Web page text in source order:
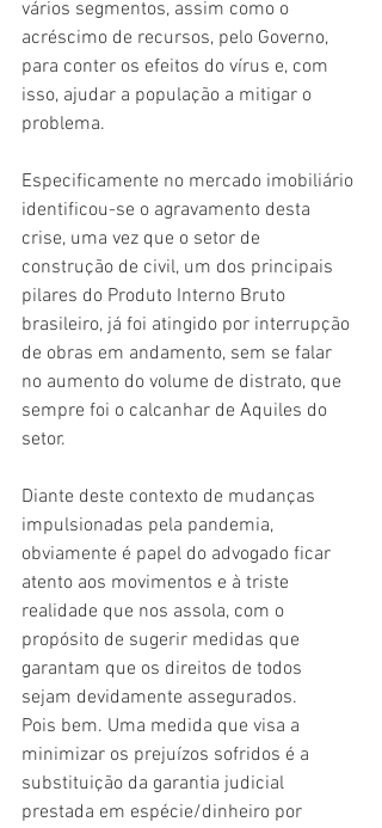
vários segmentos, assim como o
acréscimo de recursos, pelo Governo,
para conter os efeitos do vírus e, com
isso, ajudar a população a mitigar o
problema.
Especificamente no mercado imobiliário
identificou-se o agravamento desta
crise, uma vez que o setor de
construção de civil, um dos principais
pilares do Produto Interno Bruto
brasileiro, já foi atingido por interrupção
de obras em andamento, sem se falar
no aumento do volume de distrato, que
sempre foi o calcanhar de Aquiles do
setor.
Diante deste contexto de mudanças
impulsionadas pela pandemia,
obviamente é papel do advogado ficar
atento aos movimentos e à triste
realidade que nos assola, com o
propósito de sugerir medidas que
garantam que os direitos de todos
sejam devidamente assegurados.
Pois bem. Uma medida que visa a
minimizar os prejuízos sofridos é a
substituição da garantia judicial
prestada em espécie/dinheiro por